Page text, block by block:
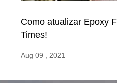
Como atualizar Epoxy
Times!
Aug 09 , 2021